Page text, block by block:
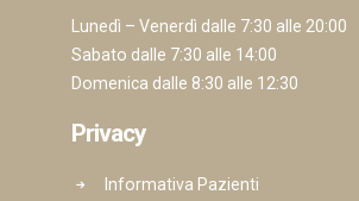
Lunedì – Venerdì dalle 7:30 alle 20:00
Sabato dalle 7:30 alle 14:00
Domenica dalle 8:30 alle 12:30
Privacy
Informativa Pazienti